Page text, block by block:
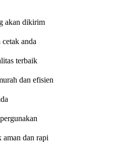
akan dikirim
anda
terbaik
dan efisien
aman dan rapi